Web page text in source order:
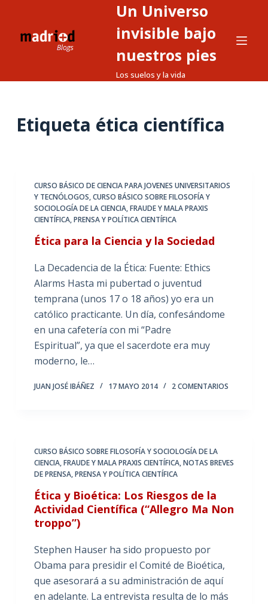
Un Universo
invisible bajo
nuestros pies
Los suelos y la vida
Etiqueta ética científica
CURSO BÁSICO DE CIENCIA PARA JOVENES UNIVERSITARIOS
Y TECNÓLOGOS,CURSO BÁSICO SOBRE FILOSOFÍA Y
SOCIOLOGÍA DE LA CIENCIA,FRAUDE Y MALA PRAXIS
CIENTÍFICA,PRENSA Y POLÍTICA CIENTÍFICA
Ética para la Ciencia y la Sociedad
La Decadencia de la Ética: Fuente: Ethics
Alarms Hasta mi pubertad o juventud
temprana (unos 17 o 18 años) yo era un
católico practicante. Un día, confesándome
en una cafetería con mi “Padre
Espiritual”, ya que el sacerdote era muy
moderno, le…
JUAN JOSÉ IBÁÑEZ 17 MAYO 2014 2 COMENTARIOS
CURSO BÁSICO SOBRE FILOSOFÍA Y SOCIOLOGÍA DE LA
CIENCIA,FRAUDE Y MALA PRAXIS CIENTÍFICA,NOTAS BREVES
DE PRENSA,PRENSA Y POLÍTICA CIENTÍFICA
Ética y Bioética: Los Riesgos de la
Actividad Científica (“Allegro Ma Non
troppo”)
Stephen Hauser ha sido propuesto por
Obama para presidir el Comité de Bioética,
que asesorará a su administración de aquí
en adelante. La entrevista resulta de lo más